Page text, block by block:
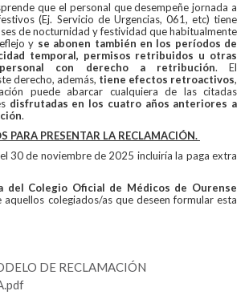
que el personal que desempeñe jornada a
(Ej. Servicio de Urgencias, 061, etc) tiene
de nocturnidad y festividad que habitualmente
y se abonen también en los períodos de
temporal, permisos retribuidos u otras
con derecho a retribución. El
derecho, además, tiene efectos retroactivos,
puede abarcar cualquiera de las citadas
disfrutadas en los cuatro años anteriores a
.
PARA PRESENTAR LA RECLAMACIÓN.
30 de noviembre de 2025 incluiría la paga extra
del Colegio Oficial de Médicos de Ourense
colegiados/as que deseen formular esta
DE RECLAMACIÓN